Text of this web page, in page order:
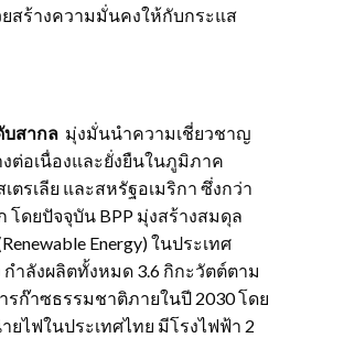
สร้างความมั่นคงให้กับกระแส
สากล มุ่งมั่นนำความเชี่ยวชาญ
ต่อเนื่องและยั่งยืนในภูมิภาค
ตรเลีย และสหรัฐอเมริกา ซึ่งกว่า
โดยปัจจุบัน BPP มุ่งสร้างสมดุล
Energy) ในประเทศ
ำลังผลิตทั้งหมด 3.6 กิกะวัตต์ตาม
รก๊าซธรรมชาติภายในปี 2030 โดย
ไฟในประเทศไทย มีโรงไฟฟ้า 2